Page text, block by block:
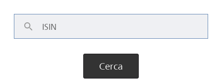
Cerca